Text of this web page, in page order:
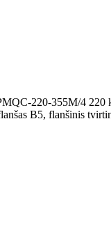
220-355M/4 220
B5, flanšinis